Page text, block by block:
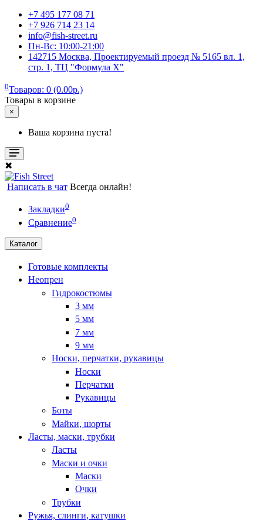
+7 495 177 08 71
+7 926 714 23 14
info@fish-street.ru
Пн-Вс: 10:00-21:00
142715 Москва, Проектируемый проезд № 5165 вл. 1,
стр. 1, ТЦ "Формула X"
0Товаров: 0 (0.00р.)
Товары в корзине
×
Ваша корзина пуста!
✖
Написать в чат Всегда онлайн!
Закладки0
Сравнение0
Каталог
Готовые комплекты
Неопрен
Гидрокостюмы
3 мм
5 мм
7 мм
9 мм
Носки, перчатки, рукавицы
Носки
Перчатки
Рукавицы
Боты
Майки, шорты
Ласты, маски, трубки
Ласты
Маски и очки
Маски
Очки
Трубки
Ружья, слинги, катушки